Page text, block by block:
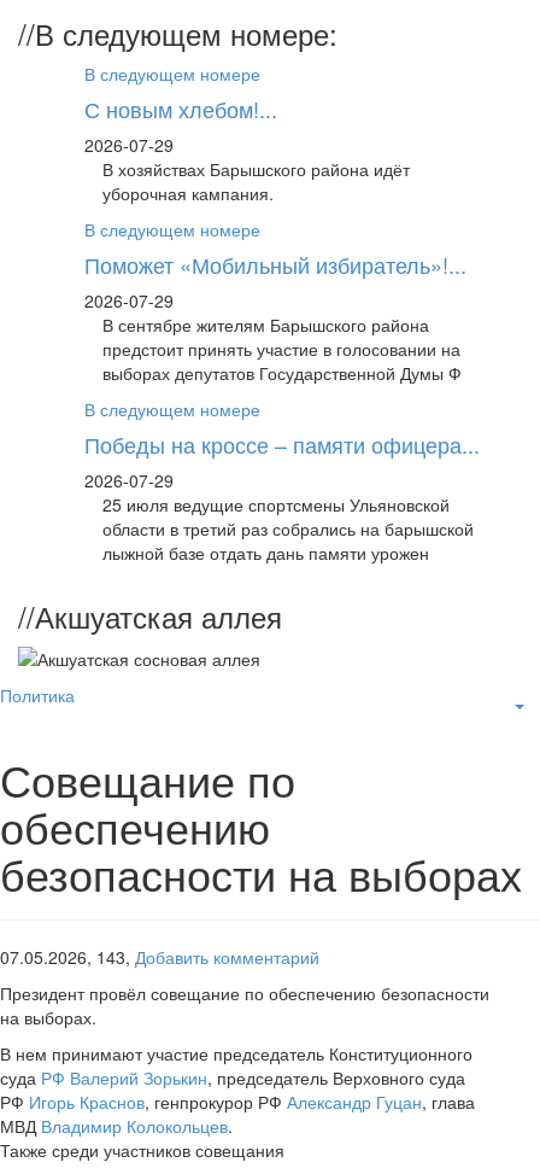
//В следующем номере:
В следующем номере
С новым хлебом!...
2026-07-29
В хозяйствах Барышского района идёт
уборочная кампания.
В следующем номере
Поможет «Мобильный избиратель»!...
2026-07-29
В сентябре жителям Барышского района
предстоит принять участие в голосовании на
выборах депутатов Государственной Думы Ф
В следующем номере
Победы на кроссе – памяти офицера...
2026-07-29
25 июля ведущие спортсмены Ульяновской
области в третий раз собрались на барышской
лыжной базе отдать дань памяти урожен
//Акшуатская аллея
Политика
Совещание по
обеспечению
безопасности на выборах
07.05.2026, 143, Добавить комментарий
Президент провёл совещание по обеспечению безопасности
на выборах.
В нем принимают участие председатель Конституционного
суда РФ Валерий Зорькин, председатель Верховного суда
РФ Игорь Краснов, генпрокурор РФ Александр Гуцан, глава
МВД Владимир Колокольцев.
Также среди участников совещания